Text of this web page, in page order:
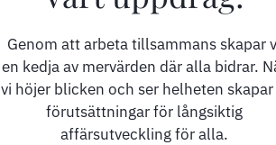
Genom att arbeta tillsammans skapar
en kedja av mervärden där alla bidrar.
vi höjer blicken och ser helheten skapar
förutsättningar för långsiktig
affärsutveckling för alla.